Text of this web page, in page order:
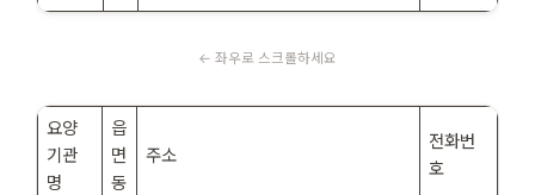
요양
기관
명
읍
면
동
주소
전화번
호